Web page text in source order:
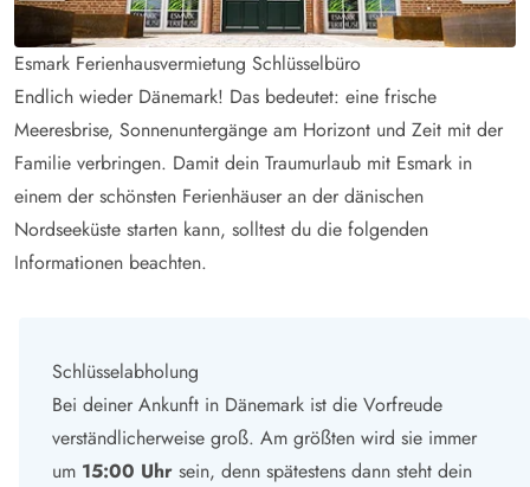
Esmark Ferienhausvermietung Schlüsselbüro
Endlich wieder Dänemark! Das bedeutet: eine frische
Meeresbrise, Sonnenuntergänge am Horizont und Zeit mit der
Familie verbringen. Damit dein Traumurlaub mit Esmark in
einem der schönsten Ferienhäuser an der dänischen
Nordseeküste starten kann, solltest du die folgenden
Informationen beachten.
Schlüsselabholung
Bei deiner Ankunft in Dänemark ist die Vorfreude
verständlicherweise groß. Am größten wird sie immer
um 15:00 Uhr sein, denn spätestens dann steht dein